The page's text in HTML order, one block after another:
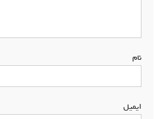
نام
ایمیل